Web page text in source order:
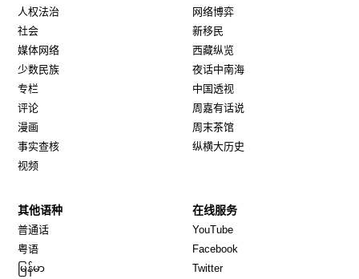
人权法治
社会
媒体网络
少数民族
专栏
评论
漫画
事实查核
视频
网络博弈
新移民
西藏纵览
夜话中南海
中国透视
周嘉有话说
周末茶馆
纵横大历史
其他语种
普通话
粤语
မြန်မာ
在线服务
YouTube
Facebook
TwitterOpens in new window